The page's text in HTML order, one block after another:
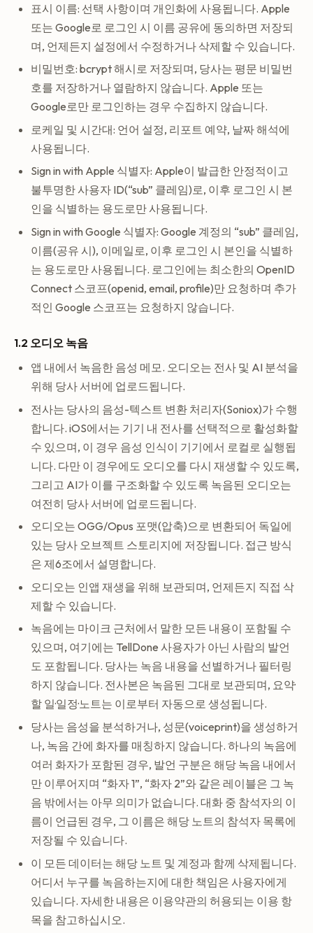
표시 이름: 선택 사항이며 개인화에 사용됩니다. Apple
또는 Google로 로그인 시 이름 공유에 동의하면 저장되
며, 언제든지 설정에서 수정하거나 삭제할 수 있습니다.
비밀번호: bcrypt 해시로 저장되며, 당사는 평문 비밀번
호를 저장하거나 열람하지 않습니다. Apple 또는
Google로만 로그인하는 경우 수집하지 않습니다.
로케일 및 시간대: 언어 설정, 리포트 예약, 날짜 해석에
사용됩니다.
Sign in with Apple 식별자: Apple이 발급한 안정적이고
불투명한 사용자 ID(“sub” 클레임)로, 이후 로그인 시 본
인을 식별하는 용도로만 사용됩니다.
Sign in with Google 식별자: Google 계정의 “sub” 클레임,
이름(공유 시), 이메일로, 이후 로그인 시 본인을 식별하
는 용도로만 사용됩니다. 로그인에는 최소한의 OpenID
Connect 스코프(openid, email, profile)만 요청하며 추가
적인 Google 스코프는 요청하지 않습니다.
1.2 오디오 녹음
앱 내에서 녹음한 음성 메모. 오디오는 전사 및 AI 분석을
위해 당사 서버에 업로드됩니다.
전사는 당사의 음성-텍스트 변환 처리자(Soniox)가 수행
합니다. iOS에서는 기기 내 전사를 선택적으로 활성화할
수 있으며, 이 경우 음성 인식이 기기에서 로컬로 실행됩
니다. 다만 이 경우에도 오디오를 다시 재생할 수 있도록,
그리고 AI가 이를 구조화할 수 있도록 녹음된 오디오는
여전히 당사 서버에 업로드됩니다.
오디오는 OGG/Opus 포맷(압축)으로 변환되어 독일에
있는 당사 오브젝트 스토리지에 저장됩니다. 접근 방식
은 제6조에서 설명합니다.
오디오는 인앱 재생을 위해 보관되며, 언제든지 직접 삭
제할 수 있습니다.
녹음에는 마이크 근처에서 말한 모든 내용이 포함될 수
있으며, 여기에는 TellDone 사용자가 아닌 사람의 발언
도 포함됩니다. 당사는 녹음 내용을 선별하거나 필터링
하지 않습니다. 전사본은 녹음된 그대로 보관되며, 요약·
할 일·일정·노트는 이로부터 자동으로 생성됩니다.
당사는 음성을 분석하거나, 성문(voiceprint)을 생성하거
나, 녹음 간에 화자를 매칭하지 않습니다. 하나의 녹음에
여러 화자가 포함된 경우, 발언 구분은 해당 녹음 내에서
만 이루어지며 “화자 1”, “화자 2”와 같은 레이블은 그 녹
음 밖에서는 아무 의미가 없습니다. 대화 중 참석자의 이
름이 언급된 경우, 그 이름은 해당 노트의 참석자 목록에
저장될 수 있습니다.
이 모든 데이터는 해당 노트 및 계정과 함께 삭제됩니다.
어디서 누구를 녹음하는지에 대한 책임은 사용자에게
있습니다. 자세한 내용은 이용약관의 허용되는 이용 항
목을 참고하십시오.